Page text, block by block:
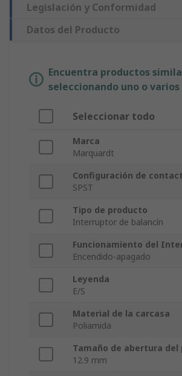
Legislación y Conformidad
Datos del Producto
Encuentra productos
seleccionando uno o
Seleccionar todo
Marca
Marquardt
Configuración de
SPST
Tipo de producto
Interruptor de balancín
Funcionamiento del
Encendido-apagado
Leyenda
E/S
Material de la carcasa
Poliamida
Tamaño de abertura del
12.9 mm